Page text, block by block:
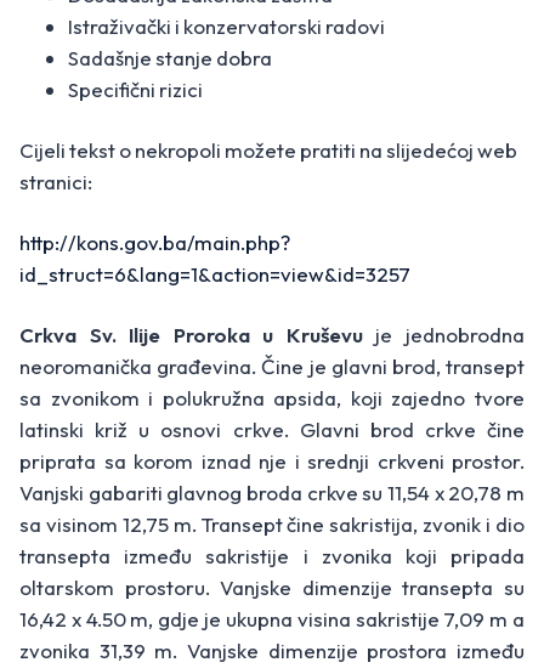
Istraživački i konzervatorski radovi
Sadašnje stanje dobra
Specifični rizici
Cijeli tekst o nekropoli možete pratiti na slijedećoj web
stranici:
http://kons.gov.ba/main.php?
id_struct=6&lang=1&action=view&id=3257
Crkva Sv. Ilije Proroka u Kruševuje jednobrodna
neoromanička građevina. Čine je glavni brod, transept
sa zvonikom i polukružna apsida, koji zajedno tvore
latinski križ u osnovi crkve. Glavni brod crkve čine
priprata sa korom iznad nje i srednji crkveni prostor.
Vanjski gabariti glavnog broda crkve su 11,54 x 20,78 m
sa visinom 12,75 m. Transept čine sakristija, zvonik i dio
transepta između sakristije i zvonika koji pripada
oltarskom prostoru. Vanjske dimenzije transepta su
16,42 x 4.50 m, gdje je ukupna visina sakristije 7,09 m a
zvonika 31,39 m. Vanjske dimenzije prostora između